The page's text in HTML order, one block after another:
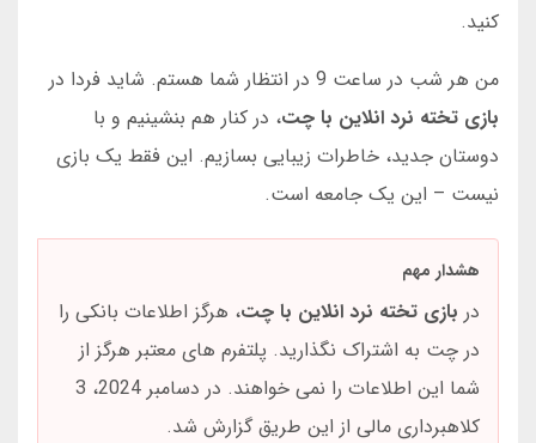
کنید.
من هر شب در ساعت 9 در انتظار شما هستم. شاید فردا در
بازی تخته نرد انلاین با چت، در کنار هم بنشینیم و با
دوستان جدید، خاطرات زیبایی بسازیم. این فقط یک بازی
نیست – این یک جامعه است.
هشدار مهم
در بازی تخته نرد انلاین با چت، هرگز اطلاعات بانکی را
در چت به اشتراک نگذارید. پلتفرم های معتبر هرگز از
شما این اطلاعات را نمی خواهند. در دسامبر 2024، 3
کلاهبرداری مالی از این طریق گزارش شد.